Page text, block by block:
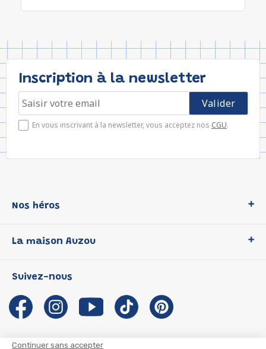
Continuer sans accepter
Inscription à la newsletter
En vous inscrivant à la newsletter, vous acceptez nos CGU.
Nos héros
P'tit Loup
Les Influenceuses
Migali
Petite Taupe
La maison Auzou
Notre histoire
Auzou s'engage
Auteurs et illustrateurs Auzou
Suivez-nous